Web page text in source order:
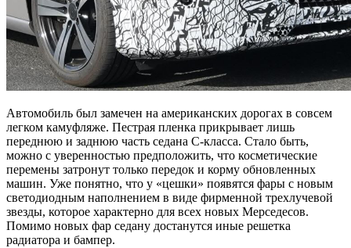
Автомобиль был замечен на американских дорогах в совсем
легком камуфляже. Пестрая пленка прикрывает лишь
переднюю и заднюю часть седана C-класса. Стало быть,
можно с уверенностью предположить, что косметические
перемены затронут только передок и корму обновленных
машин. Уже понятно, что у «цешки» появятся фары с новым
светодиодным наполнением в виде фирменной трехлучевой
звезды, которое характерно для всех новых Мерседесов.
Помимо новых фар седану достанутся иные решетка
радиатора и бампер.